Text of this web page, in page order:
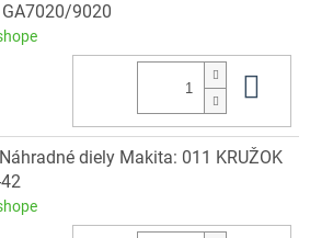
GA7020/9020
diely Makita: 011 KRUŽOK